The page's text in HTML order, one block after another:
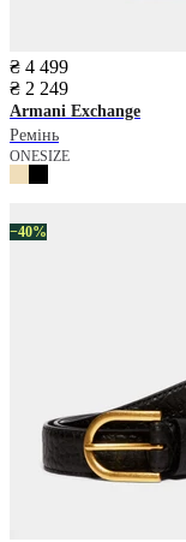
₴ 4 499
₴ 2 249
Armani Exchange
Ремінь
ONESIZE
−40%